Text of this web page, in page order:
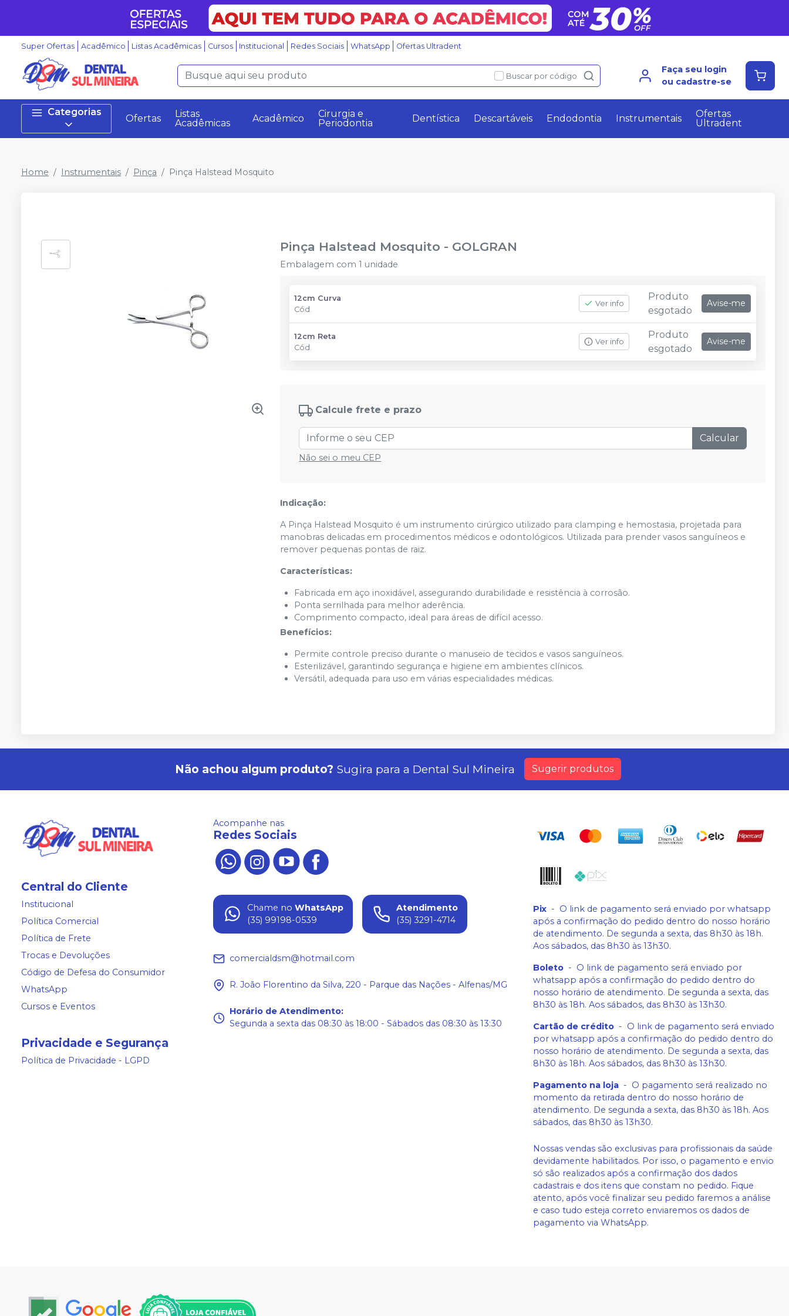
Super Ofertas Acadêmico Listas Acadêmicas Cursos Institucional Redes Sociais WhatsApp Ofertas Ultradent
Buscar por código
Faça seu login
ou cadastre-se
Categorias
Ofertas
Listas
Acadêmicas
Acadêmico
Cirurgia e
Periodontia
Dentística Descartáveis Endodontia Instrumentais
Ofertas
Ultradent
Home Instrumentais Pinça Pinça Halstead Mosquito
Pinça Halstead Mosquito - GOLGRAN
Embalagem com 1 unidade
12cm Curva
Cód.
Ver info
Produto
esgotado
Avise-me
12cm Reta
Cód.
Ver info
Produto
esgotado
Avise-me
Calcule frete e prazo
Calcular
Não sei o meu CEP
Indicação:
A Pinça Halstead Mosquito é um instrumento cirúrgico utilizado para clamping e hemostasia, projetada para
manobras delicadas em procedimentos médicos e odontológicos. Utilizada para prender vasos sanguíneos e
remover pequenas pontas de raiz.
Características:
Fabricada em aço inoxidável, assegurando durabilidade e resistência à corrosão.
Ponta serrilhada para melhor aderência.
Comprimento compacto, ideal para áreas de difícil acesso.
Benefícios:
Permite controle preciso durante o manuseio de tecidos e vasos sanguíneos.
Esterilizável, garantindo segurança e higiene em ambientes clínicos.
Versátil, adequada para uso em várias especialidades médicas.
Não achou algum produto? Sugira para a Dental Sul Mineira Sugerir produtos
Central do Cliente
Institucional
Política Comercial
Política de Frete
Trocas e Devoluções
Código de Defesa do Consumidor
WhatsApp
Cursos e Eventos
Privacidade e Segurança
Política de Privacidade - LGPD
Acompanhe nas
Redes Sociais
Chame no WhatsApp
(35) 99198-0539
Atendimento
(35) 3291-4714
comercialdsm@hotmail.com
R. João Florentino da Silva, 220 - Parque das Nações - Alfenas/MG
Horário de Atendimento:
Segunda a sexta das 08:30 às 18:00 - Sábados das 08:30 às 13:30
Pix - O link de pagamento será enviado por whatsapp
após a confirmação do pedido dentro do nosso horário
de atendimento. De segunda a sexta, das 8h30 às 18h.
Aos sábados, das 8h30 às 13h30.
Boleto - O link de pagamento será enviado por
whatsapp após a confirmação do pedido dentro do
nosso horário de atendimento. De segunda a sexta, das
8h30 às 18h. Aos sábados, das 8h30 às 13h30.
Cartão de crédito - O link de pagamento será enviado
por whatsapp após a confirmação do pedido dentro do
nosso horário de atendimento. De segunda a sexta, das
8h30 às 18h. Aos sábados, das 8h30 às 13h30.
Pagamento na loja - O pagamento será realizado no
momento da retirada dentro do nosso horário de
atendimento. De segunda a sexta, das 8h30 às 18h. Aos
sábados, das 8h30 às 13h30.
Nossas vendas são exclusivas para profissionais da saúde
devidamente habilitados. Por isso, o pagamento e envio
só são realizados após a confirmação dos dados
cadastrais e dos itens que constam no pedido. Fique
atento, após você finalizar seu pedido faremos a análise
e caso tudo esteja correto enviaremos os dados de
pagamento via WhatsApp.